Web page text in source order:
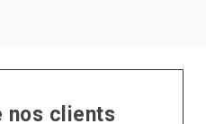
nos clients